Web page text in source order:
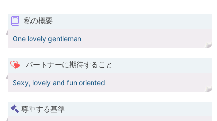
私の概要
One lovely gentleman
パートナーに期待すること
Sexy, lovely and fun oriented
尊重する基準